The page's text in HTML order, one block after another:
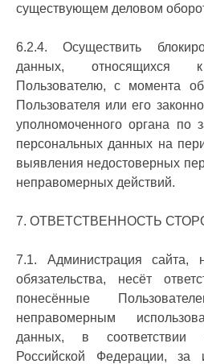
существующем деловом
6.2.4. Осуществить
данных, относящихся к
Пользователю, с момента
Пользователя или его
уполномоченного органа по
персональных данных на
выявления недостоверных
неправомерных действий.
7. ОТВЕТСТВЕННОСТЬ
7.1. Администрация сайта,
обязательства, несёт
понесённые
неправомерным
данных, в соответствии
Российской Федерации, за